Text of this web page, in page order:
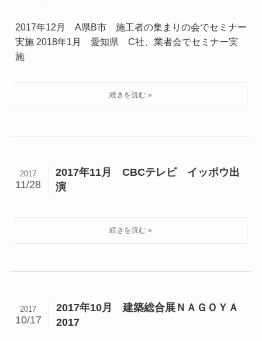
2017年12月 A県B市 施工者の集まりの会でセミナー
実施 2018年1月 愛知県 C社、業者会でセミナー実
施
2017年11月 CBCテレビ イッポウ出
演
2017
11/28
2017年10月 建築総合展ＮＡＧＯＹＡ
2017
2017
10/17